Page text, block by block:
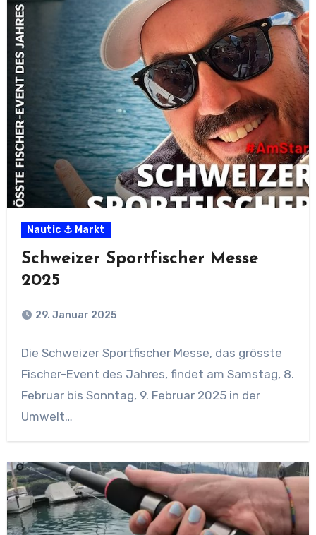
Nautic ⚓ Markt
Schweizer Sportfischer Messe
2025
29. Januar 2025
Die Schweizer Sportfischer Messe, das grösste
Fischer-Event des Jahres, findet am Samstag, 8.
Februar bis Sonntag, 9. Februar 2025 in der
Umwelt…